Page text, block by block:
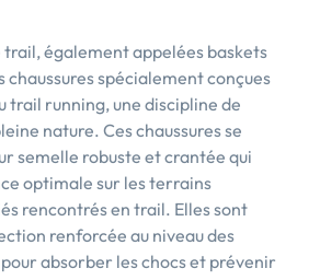
trail, également appelées baskets
chaussures spécialement conçues
trail running, une discipline de
nature. Ces chaussures se
semelle robuste et crantée qui
optimale sur les terrains
rencontrés en trail. Elles sont
renforcée au niveau des
absorber les chocs et prévenir